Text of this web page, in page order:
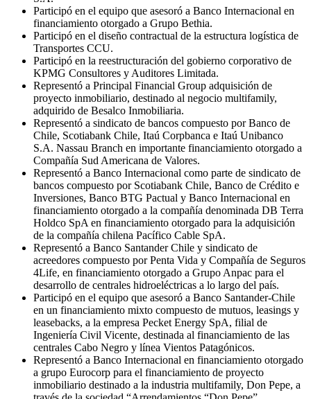
Participó en el equipo que asesoró a Banco Internacional en
financiamiento otorgado a Grupo Bethia.
Participó en el diseño contractual de la estructura logística de
Transportes CCU.
Participó en la reestructuración del gobierno corporativo de
KPMG Consultores y Auditores Limitada.
Representó a Principal Financial Group adquisición de
proyecto inmobiliario, destinado al negocio multifamily,
adquirido de Besalco Inmobiliaria.
Representó a sindicato de bancos compuesto por Banco de
Chile, Scotiabank Chile, Itaú Corpbanca e Itaú Unibanco
S.A. Nassau Branch en importante financiamiento otorgado a
Compañía Sud Americana de Valores.
Representó a Banco Internacional como parte de sindicato de
bancos compuesto por Scotiabank Chile, Banco de Crédito e
Inversiones, Banco BTG Pactual y Banco Internacional en
financiamiento otorgado a la compañía denominada DB Terra
Holdco SpA en financiamiento otorgado para la adquisición
de la compañía chilena Pacífico Cable SpA.
Representó a Banco Santander Chile y sindicato de
acreedores compuesto por Penta Vida y Compañía de Seguros
4Life, en financiamiento otorgado a Grupo Anpac para el
desarrollo de centrales hidroeléctricas a lo largo del país.
Participó en el equipo que asesoró a Banco Santander-Chile
en un financiamiento mixto compuesto de mutuos, leasings y
leasebacks, a la empresa Pecket Energy SpA, filial de
Ingeniería Civil Vicente, destinada al financiamiento de las
centrales Cabo Negro y línea Vientos Patagónicos.
Representó a Banco Internacional en financiamiento otorgado
a grupo Eurocorp para el financiamiento de proyecto
inmobiliario destinado a la industria multifamily, Don Pepe, a